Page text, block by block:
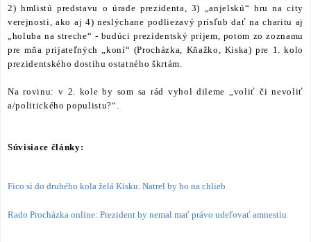
2) hmlistú predstavu o úrade prezidenta, 3) „anjelskú“ hru na city
verejnosti, ako aj 4) neslýchane podliezavý prísľub dať na charitu aj
„holuba na streche“ - budúci prezidentský príjem, potom zo zoznamu
pre mňa prijateľných „koní“ (Procházka, Kňažko, Kiska) pre 1. kolo
prezidentského dostihu ostatného škrtám.
Na rovinu: v 2. kole by som sa rád vyhol dileme „voliť či nevoliť
a/politického populistu?“.
Súvisiace články:
Fico si do druhého kola želá Kisku. Natrel by ho na chlieb
Rado Procházka online: Prezident by nemal mať právo udeľovať amnestiu